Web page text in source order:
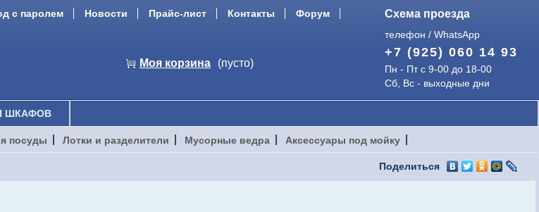
с паролем Новости Прайс-лист Контакты Форум Схема проезда
Моя корзина (пусто)
телефон / WhatsApp
+7 (925) 060 14 93
Пн - Пт с 9-00 до 18-00
Сб, Вс - выходные дни
ШКАФОВ
посуды Лотки и разделители Мусорные ведра Аксессуары под мойку
Поделиться